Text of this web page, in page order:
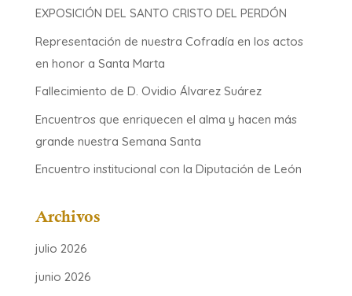
EXPOSICIÓN DEL SANTO CRISTO DEL PERDÓN
Representación de nuestra Cofradía en los actos
en honor a Santa Marta
Fallecimiento de D. Ovidio Álvarez Suárez
Encuentros que enriquecen el alma y hacen más
grande nuestra Semana Santa
Encuentro institucional con la Diputación de León
Archivos
julio 2026
junio 2026